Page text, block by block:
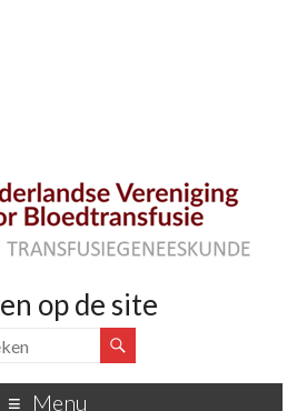
op de site
Menu